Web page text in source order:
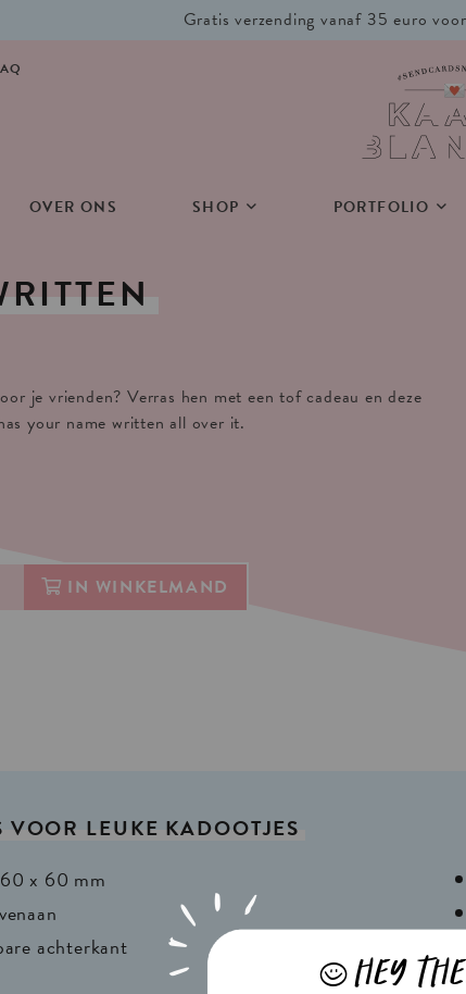
Gratis verzending vanaf 35 euro
OVER ONS SHOP PORTFOLIO
je vrienden? Verras hen met een tof cadeau en deze
your name written all over it.
IN WINKELMAND
VOOR LEUKE KADOOTJES
60 x 60 mm
achterkant
JHEY